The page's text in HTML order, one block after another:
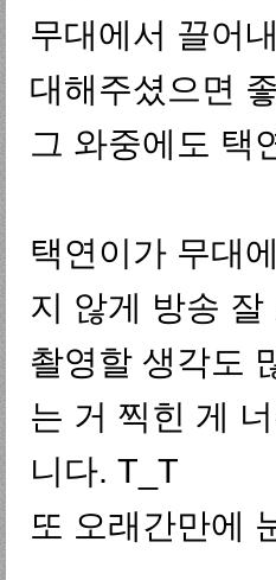
무대에서 끌어
대해주셨으면
그 와중에도 택
택연이가 무대
지 않게 방송
촬영할 생각도
는 거 찍힌 게
니다. T_T
또 오래간만에